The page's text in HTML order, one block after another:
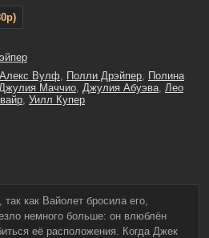
Алекс Вулф, Полли Дрэйпер, Полина
Маччио, Джулия Абуэва, Лео
, Уилл Купер
как Вайолет бросила его,
немного больше: он влюблён
её расположения. Когда Джек